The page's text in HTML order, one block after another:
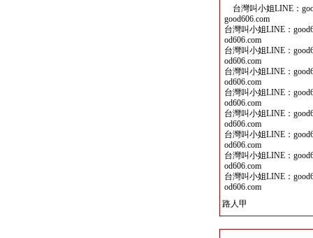
台灣叫小姐LINE：
good606.com
台灣叫小姐LINE：
od606.com
台灣叫小姐LINE：
od606.com
台灣叫小姐LINE：
od606.com
台灣叫小姐LINE：
od606.com
台灣叫小姐LINE：
od606.com
台灣叫小姐LINE：
od606.com
台灣叫小姐LINE：
od606.com
台灣叫小姐LINE：
od606.com
路人甲